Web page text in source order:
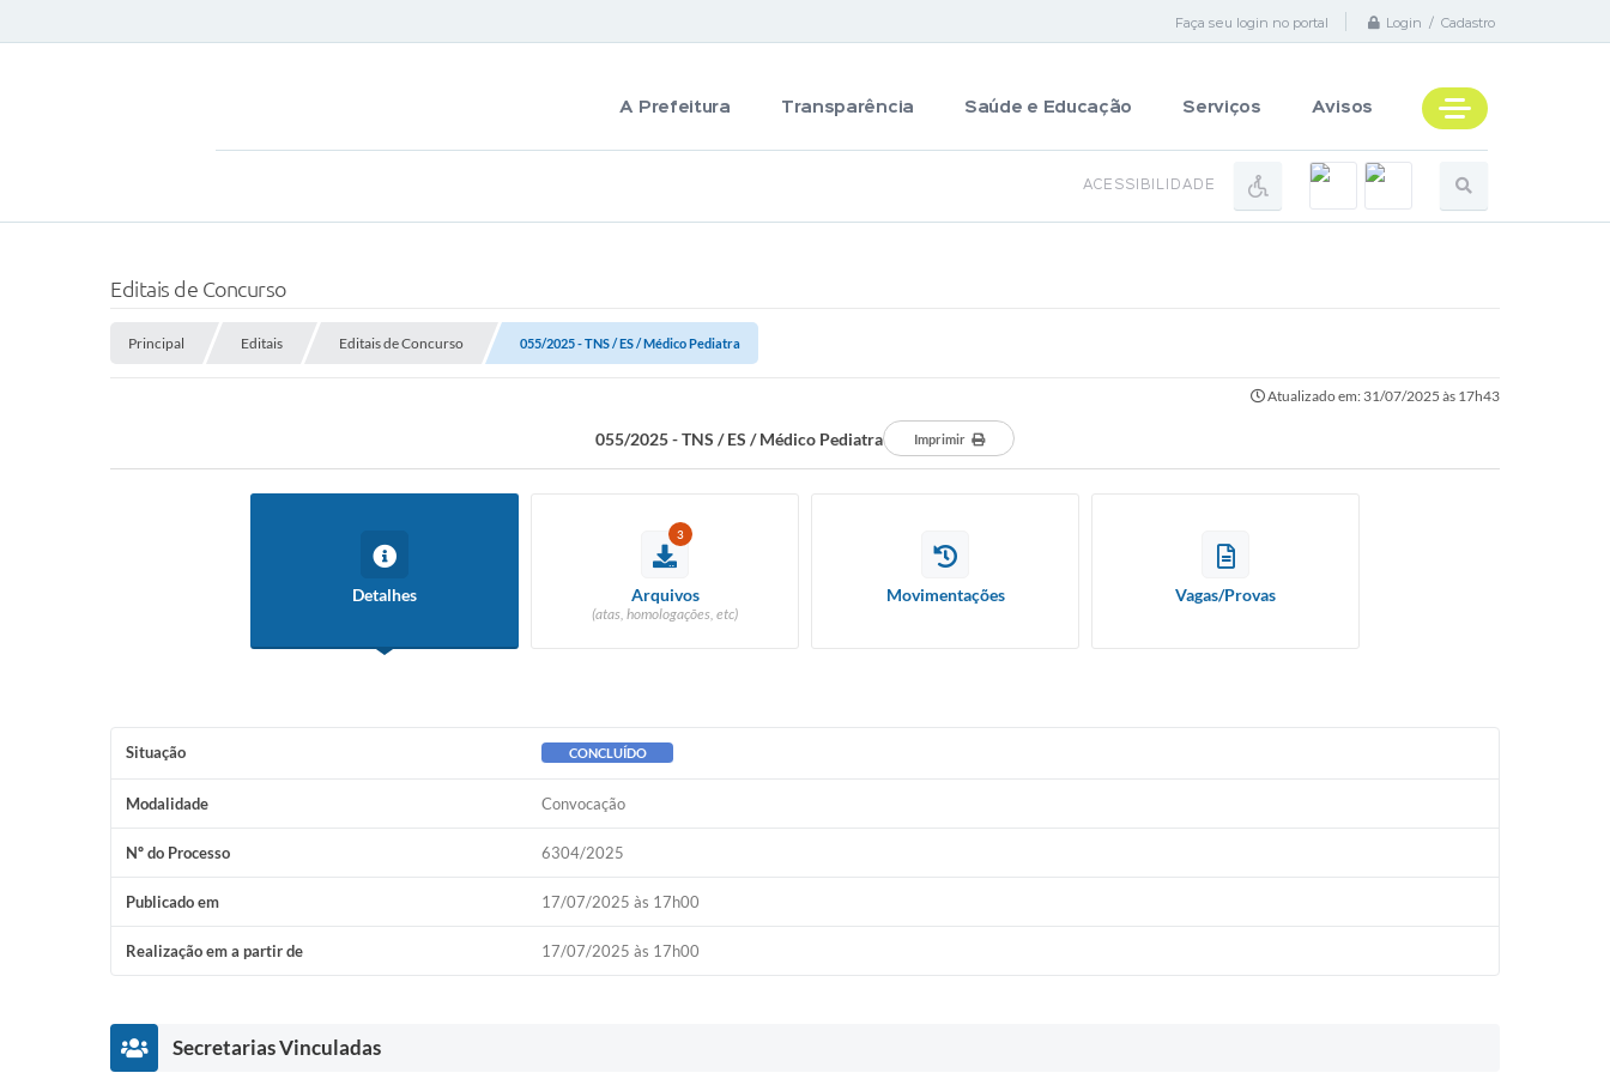
Faça seu login no portal Login / Cadastro
A Prefeitura Transparência Saúde e Educação Serviços Avisos
ACESSIBILIDADE
Editais de Concurso
Principal Editais Editais de Concurso 055/2025 - TNS / ES / Médico Pediatra
Atualizado em: 31/07/2025 às 17h43
055/2025 - TNS / ES / Médico Pediatra Imprimir
Detalhes
3
Arquivos
(atas, homologações, etc)
Movimentações Vagas/Provas
Situação CONCLUÍDO
Modalidade Convocação
Nº do Processo 6304/2025
Publicado em 17/07/2025 às 17h00
Realização em a partir de 17/07/2025 às 17h00
Secretarias Vinculadas